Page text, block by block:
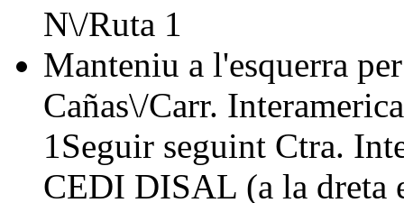
N\/Ruta 1
Manteniu a l'esquerra
Cañas\/Carr.
1Seguir seguint Ctra.
CEDI DISAL (a la dreta